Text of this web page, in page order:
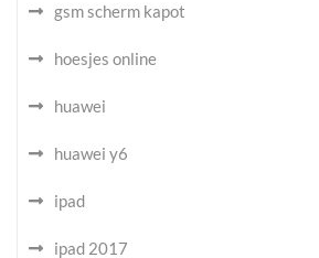
gsm scherm kapot
hoesjes online
huawei
huawei y6
ipad
ipad 2017